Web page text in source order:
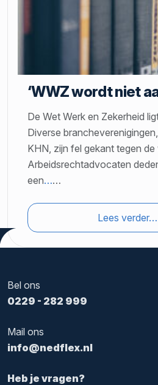
‘WWZ wordt niet
De Wet Werk en Zekerheid
Diverse
KHN, zijn fel gekant tegen de
Arbeidsrechtadvocaten
een……
Lees verder…
Heb je vragen?
Bel ons
0229 - 282 999
Mail ons
info@nedflex.nl